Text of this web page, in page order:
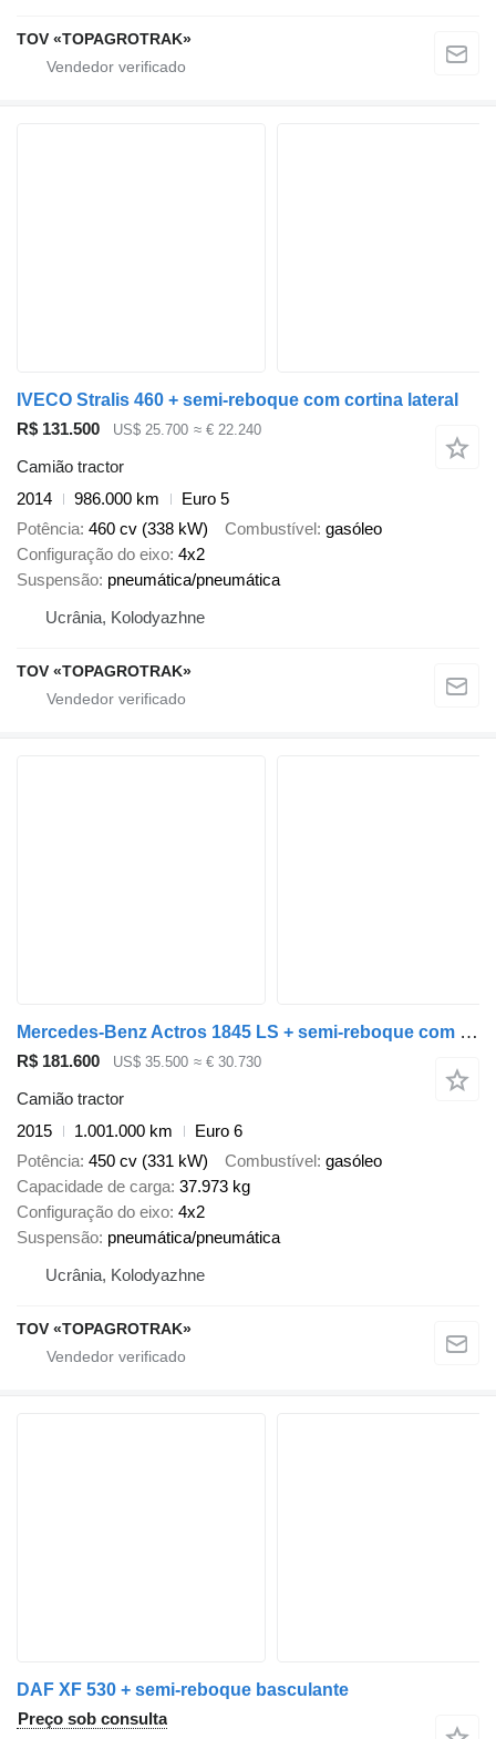
TOV «TOPAGROTRAK»
IVECO Stralis 460 + semi-reboque com cortina lateral
R$ 131.500
US$ 25.700 ≈ € 22.240
Camião tractor
2014
986.000 km
Euro 5
Potência 460 cv (338 kW) Combustível gasóleo
Configuração do eixo 4x2
Suspensão pneumática/pneumática
Ucrânia, Kolodyazhne
TOV «TOPAGROTRAK»
Mercedes-Benz Actros 1845 LS + semi-reboque com cortina lateral
R$ 181.600 US$ 35.500 ≈ € 30.730
Camião tractor
2015
1.001.000 km
Euro 6
Potência 450 cv (331 kW) Combustível gasóleo
Capacidade de carga 37.973 kg
Configuração do eixo 4x2
Suspensão pneumática/pneumática
Ucrânia, Kolodyazhne
TOV «TOPAGROTRAK»
DAF XF 530 + semi-reboque basculante
Preço sob consulta